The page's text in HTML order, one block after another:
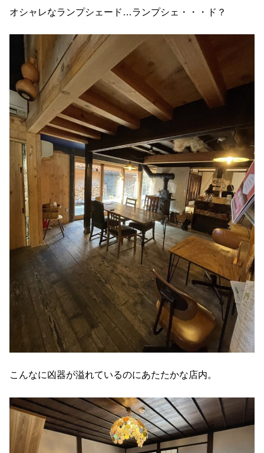
オシャレなランプシェード…ランプシェ・・・ド？
こんなに凶器が溢れているのにあたたかな店内。